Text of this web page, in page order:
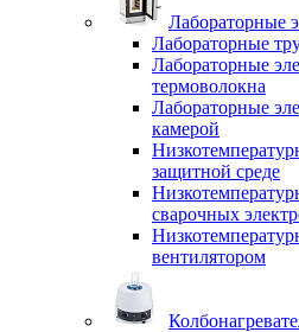
Лабораторные
Лабораторные
Лабораторные
термоволокна
Лабораторные
камерой
защитной среде
cварочных
вентилятором